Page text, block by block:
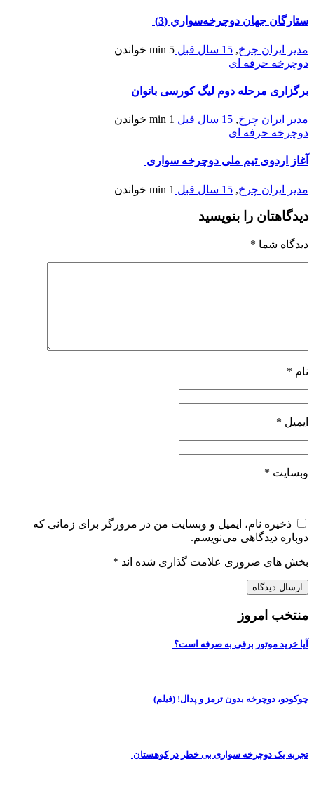
ستارگان جهان دوچرخه‌سواري (3)
مدیر ایران چرخ, 15 سال قبل 5 min
خواندن
دوچرخه حرفه ای
برگزاری مرحله دوم لیگ کورسی بانوان
مدیر ایران چرخ, 15 سال قبل 1 min
خواندن
دوچرخه حرفه ای
آغاز اردوی تیم ملی دوچرخه سواری
مدیر ایران چرخ, 15 سال قبل 1 min خواندن
دیدگاهتان را بنویسید
دیدگاه شما *
نام *
ایمیل *
وبسایت *
ذخیره نام، ایمیل و وبسایت من در مرورگر برای زمانی که
دوباره دیدگاهی می‌نویسم.
بخش های ضروری علامت گذاری شده اند *
منتخب امروز
آیا خرید موتور برقی به صرفه است؟
چوکودو، دوچرخه بدون ترمز و پدال! (فیلم)
تجربه یک دوچرخه سواری بی خطر در کوهستان